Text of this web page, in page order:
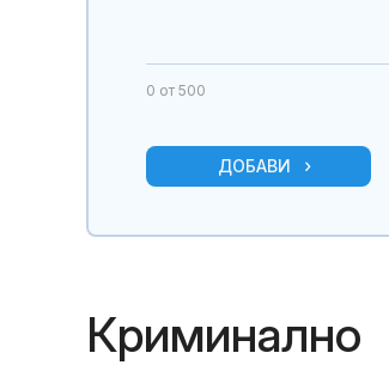
0 от 500
ДОБАВИ
Криминално